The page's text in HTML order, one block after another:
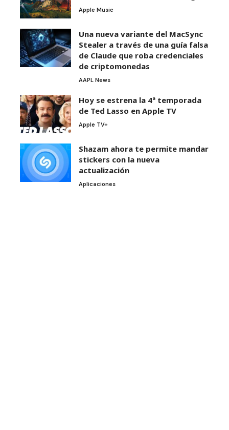
Apple Music
Una nueva variante del MacSync
Stealer a través de una guía falsa
de Claude que roba credenciales
de criptomonedas
AAPL News
Hoy se estrena la 4ª temporada
de Ted Lasso en Apple TV
Apple TV+
Shazam ahora te permite mandar
stickers con la nueva
actualización
Aplicaciones